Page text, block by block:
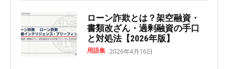
ローン詐欺とは？架空融資・
書類改ざん・過剰融資の手口
と対処法【2026年版】
用語集 2026年4月16日